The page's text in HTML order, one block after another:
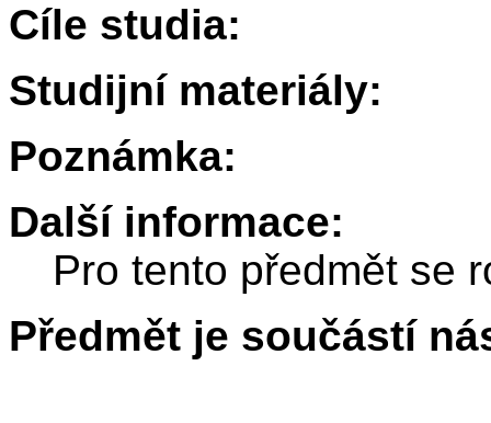
Cíle studia:
Studijní materiály:
Poznámka:
Další informace:
Pro tento předmět se
Předmět je součástí